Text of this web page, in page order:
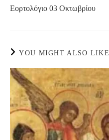
articles
Εορτολόγιο 03 Οκτωβρίου
YOU MIGHT ALSO LIKE